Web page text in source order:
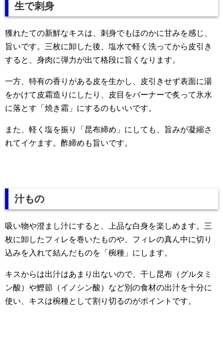
生で刺身
獲れたての新鮮なキスは、刺身でもほのかに甘みを感じ、
旨いです。三枚に卸した後、塩水で軽く洗ってから皮引き
すると、身肉に弾力が出て格段に旨くなります。
一方、特有の香りがある皮を生かし、皮引きせず表面に湯
をかけて皮霜造りにしたり、皮目をバーナーで炙って氷水
に落とす「焼き霜」にするのもいいです。
また、軽く塩を振り「昆布締め」にしても、旨みが凝縮さ
れてイケます。酢締めも旨いです。
汁もの
吸い物や澄まし汁にすると、上品な白身を楽しめます。三
枚に卸したフィレを巻いたものや、フィレの真ん中に切り
込みを入れて結んだものを「椀種」にします。
キスからは出汁はあまり出ないので、干し昆布（グルタミ
ン酸）や鰹節（イノシン酸）など別の食材の出汁を十分に
使い、キスは椀種として割り切るのがポイントです。